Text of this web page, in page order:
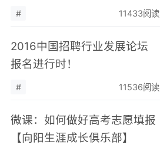
涯成长俱乐部】
# 11433阅读
2016中国招聘行业发展论坛
报名进行时！
# 11536阅读
微课：如何做好高考志愿填报
【向阳生涯成长俱乐部】